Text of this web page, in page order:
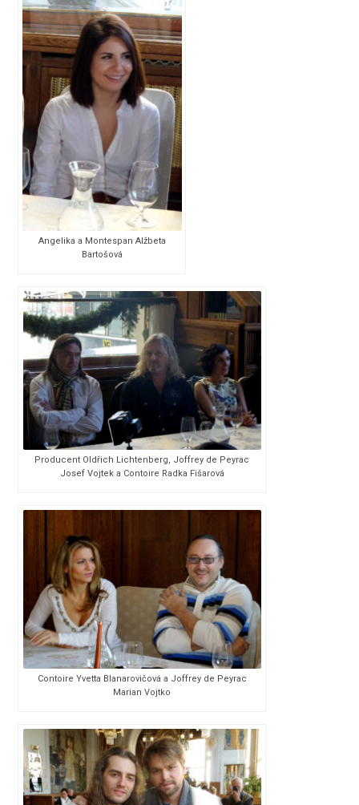
Angelika a Montespan Alžbeta
Bartošová
Producent Oldřich Lichtenberg, Joffrey de Peyrac
Josef Vojtek a Contoire Radka Fišarová
Contoire Yvetta Blanarovičová a Joffrey de Peyrac
Marian Vojtko